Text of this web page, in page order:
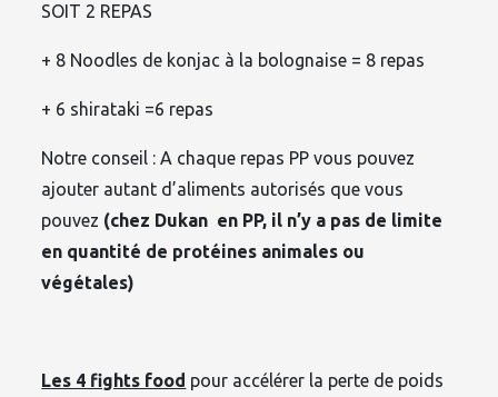
SOIT 2 REPAS
+ 8 Noodles de konjac à la bolognaise = 8 repas
+ 6 shirataki =6 repas
Notre conseil : A chaque repas PP vous pouvez
ajouter autant d’aliments autorisés que vous
pouvez (chez Dukan en PP, il n’y a pas de limite
en quantité de protéines animales ou
végétales)
Les 4 fights food pour accélérer la perte de poids